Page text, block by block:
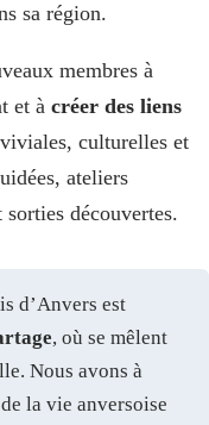
sa région.
membres à
et à créer des liens
culturelles et
ateliers
découvertes.
d’Anvers est
, où se mêlent
Nous avons à
la vie anversoise